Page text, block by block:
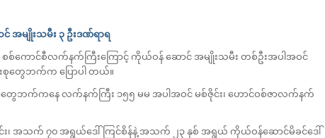
မျိုးသမီး ၃ ဦးဒဏ်ရာရ
စစ်ကောင်စီလက်နက်ကြီးကြောင့် ကိုယ်ဝန် ဆောင် အမျိုးသမီး တစ်ဦးအပါအဝင်
တွေဘက်က ပြောပါ တယ်။
က်ကနေ လက်နက်ကြီး ၁၅၅ မမ အပါအဝင် မစ်ဇိုင်း၊ ဟောင်ဝစ်ဇာလက်နက်
၊ အသက် ၇၀ အရွယ်ဒေါ်ကြင်စိန်နဲ့ အသက် ၂၃ နှစ် အရွယ် ကိုယ်ဝန်ဆောင်မိခင်ဒေါ်